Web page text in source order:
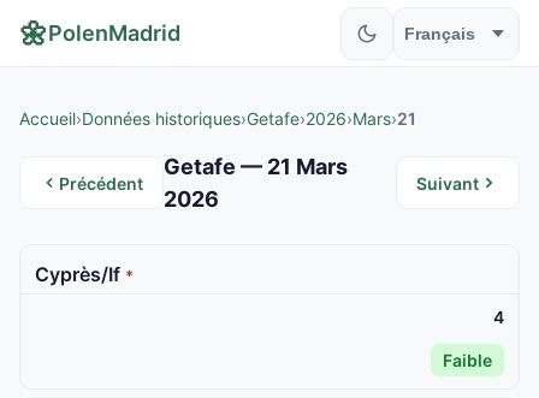
🌼PolenMadrid
Accueil›Données historiques›Getafe›2026›Mars›21
Précédent
Getafe — 21 Mars
2026
Suivant
Cyprès/If *
4
Faible